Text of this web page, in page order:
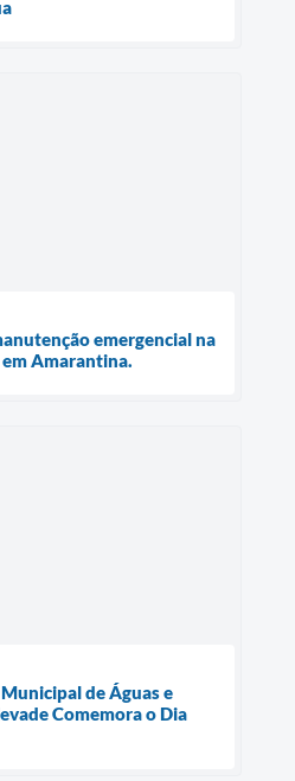
emergencial na
Amarantina.
de Águas e
Comemora o Dia